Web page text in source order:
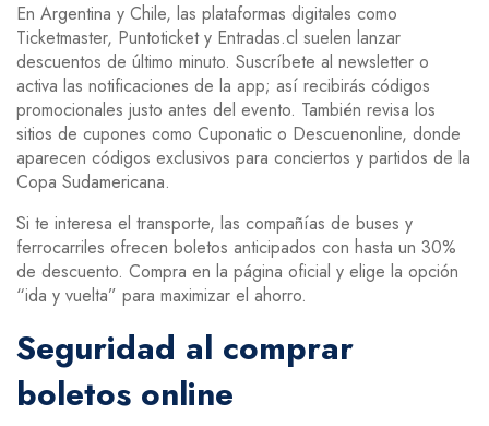
En Argentina y Chile, las plataformas digitales como
Ticketmaster, Puntoticket y Entradas.cl suelen lanzar
descuentos de último minuto. Suscríbete al newsletter o
activa las notificaciones de la app; así recibirás códigos
promocionales justo antes del evento. También revisa los
sitios de cupones como Cuponatic o Descuenonline, donde
aparecen códigos exclusivos para conciertos y partidos de la
Copa Sudamericana.
Si te interesa el transporte, las compañías de buses y
ferrocarriles ofrecen boletos anticipados con hasta un 30%
de descuento. Compra en la página oficial y elige la opción
“ida y vuelta” para maximizar el ahorro.
Seguridad al comprar
boletos online